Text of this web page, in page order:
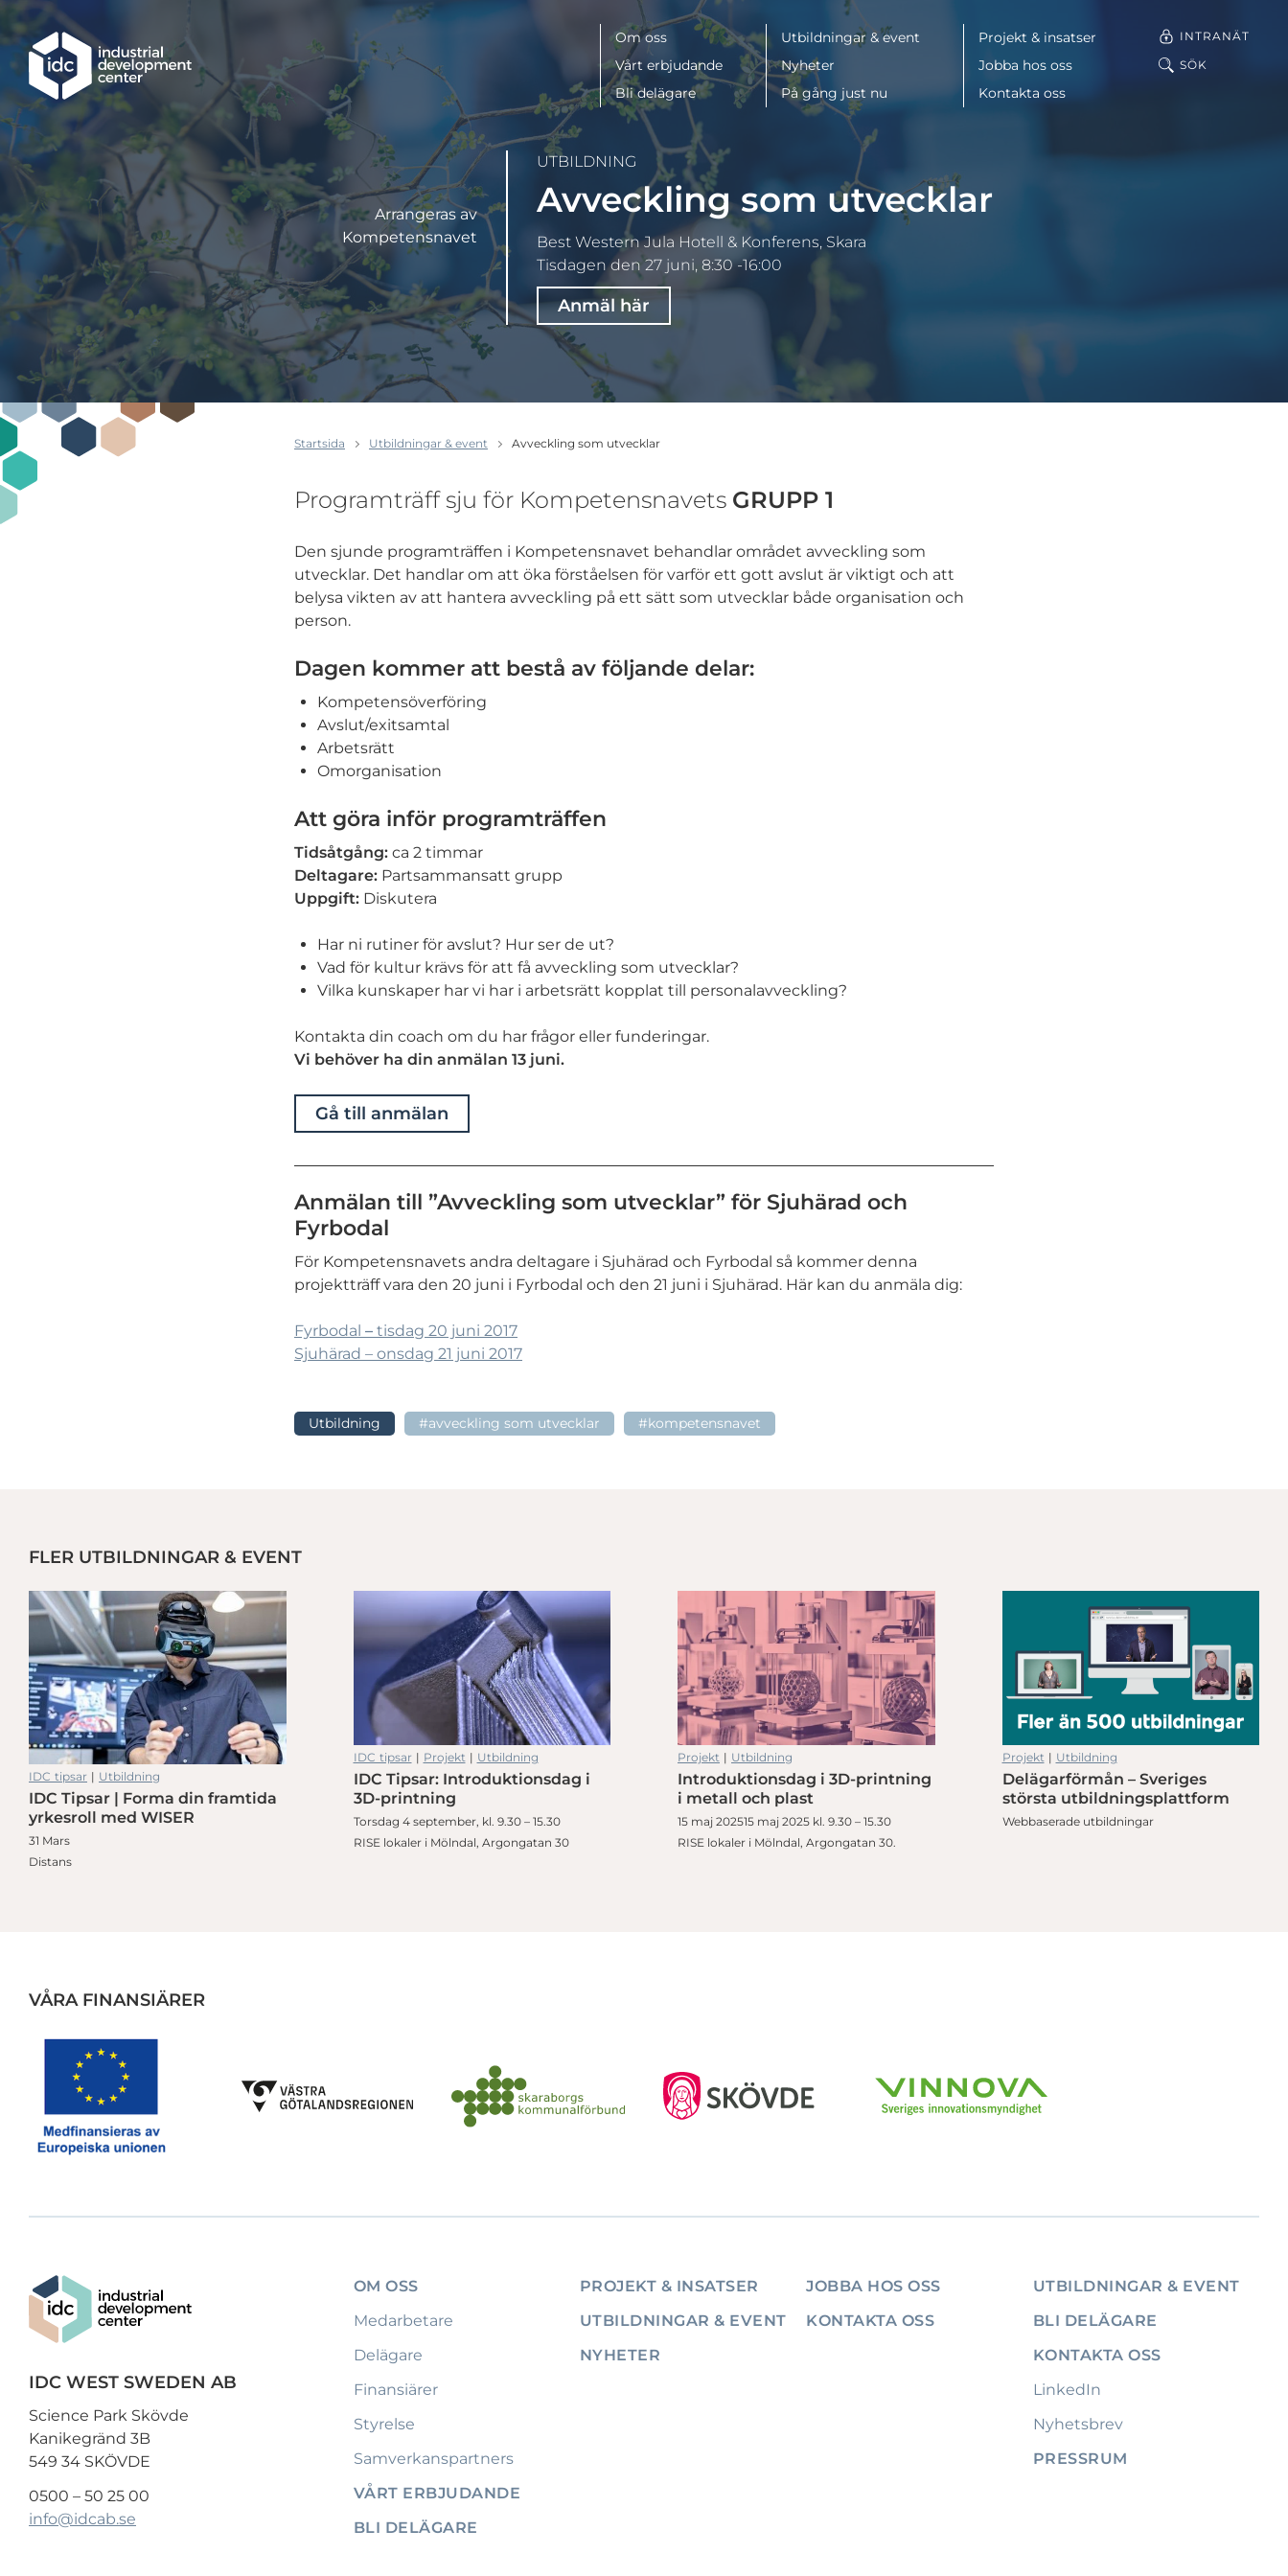
Hoppa till huvudinnehållet
Meny
Om oss
Vårt erbjudande
Bli delägare
Utbildningar & event
Nyheter
På gång just nu
Projekt & insatser
Jobba hos oss
Kontakta oss
INTRANÄT
SÖK
Arrangeras av
Kompetensnavet
UTBILDNING
Avveckling som utvecklar
Best Western Jula Hotell & Konferens, Skara
Tisdagen den 27 juni, 8:30 -16:00
Anmäl här
Startsida Utbildningar & event Avveckling som utvecklar
Programträff sju för Kompetensnavets GRUPP 1
Den sjunde programträffen i Kompetensnavet behandlar området avveckling som
utvecklar. Det handlar om att öka förståelsen för varför ett gott avslut är viktigt och att
belysa vikten av att hantera avveckling på ett sätt som utvecklar både organisation och
person.
Dagen kommer att bestå av följande delar:
Kompetensöverföring
Avslut/exitsamtal
Arbetsrätt
Omorganisation
Att göra inför programträffen
Tidsåtgång: ca 2 timmar
Deltagare: Partsammansatt grupp
Uppgift: Diskutera
Har ni rutiner för avslut? Hur ser de ut?
Vad för kultur krävs för att få avveckling som utvecklar?
Vilka kunskaper har vi har i arbetsrätt kopplat till personalavveckling?
Kontakta din coach om du har frågor eller funderingar.
Vi behöver ha din anmälan 13 juni.
Gå till anmälan
Anmälan till ”Avveckling som utvecklar” för Sjuhärad och
Fyrbodal
För Kompetensnavets andra deltagare i Sjuhärad och Fyrbodal så kommer denna
projektträff vara den 20 juni i Fyrbodal och den 21 juni i Sjuhärad. Här kan du anmäla dig:
Fyrbodal – tisdag 20 juni 2017
Sjuhärad – onsdag 21 juni 2017
Utbildning #avveckling som utvecklar #kompetensnavet
FLER UTBILDNINGAR & EVENT
IDC tipsar | Utbildning
IDC Tipsar | Forma din framtida
yrkesroll med WISER
31 Mars
Distans
IDC tipsar | Projekt| Utbildning
IDC Tipsar: Introduktionsdag i
3D-printning
Torsdag 4 september, kl. 9.30 – 15.30
RISE lokaler i Mölndal, Argongatan 30
Projekt | Utbildning
Introduktionsdag i 3D-printning
i metall och plast
15 maj 202515 maj 2025 kl. 9.30 – 15.30
RISE lokaler i Mölndal, Argongatan 30.
Delägarförmån – Sveriges största utbildningsplattform
Projekt| Utbildning
Delägarförmån – Sveriges största utbildningsplattform
Delägarförmån – Sveriges
största utbildningsplattform
Webbaserade utbildningar
VÅRA FINANSIÄRER
IDC WEST SWEDEN AB
Science Park Skövde
Kanikegränd 3B
549 34 SKÖVDE
0500 – 50 25 00
info@idcab.se
OM OSS
Medarbetare
Delägare
Finansiärer
Styrelse
Samverkanspartners
VÅRT ERBJUDANDE
BLI DELÄGARE
PROJEKT & INSATSER
UTBILDNINGAR & EVENT
NYHETER
JOBBA HOS OSS
KONTAKTA OSS
UTBILDNINGAR & EVENT
BLI DELÄGARE
KONTAKTA OSS
LinkedIn
Nyhetsbrev
PRESSRUM